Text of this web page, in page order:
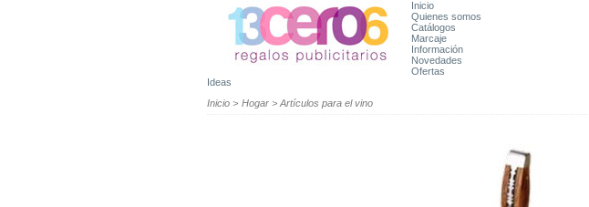
Inicio
Quienes somos
Catálogos
Marcaje
Información
Novedades
Ofertas
Ideas
Inicio > Hogar > Artículos para el vino